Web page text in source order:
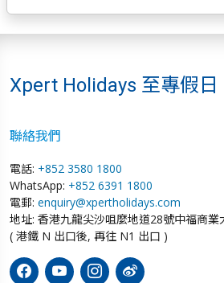
Xpert Holidays 至專假日
聯絡我們
電話: +852 3580 1800
WhatsApp: +852 6391 1800
電郵: enquiry@xpertholidays.com
地址: 香港九龍尖沙咀麼地道28號中福商業
( 港鐵 N 出口後, 再往 N1 出口 )